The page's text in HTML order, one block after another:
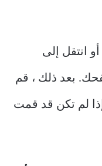
أو انتقل إلى
بعد ذلك ، قم
لم تكن قد قمت